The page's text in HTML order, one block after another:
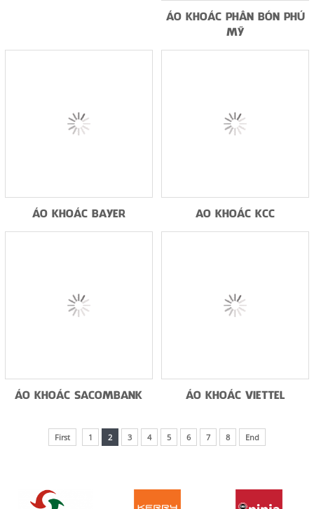
ÁO KHOÁC PHÂN BÓN PHÚ
MỸ
ÁO KHOÁC BAYER AO KHOÁC KCC
ÁO KHOÁC SACOMBANK ÁO KHOÁC VIETTEL
First 1 2 3 4 5 6 7 8 End